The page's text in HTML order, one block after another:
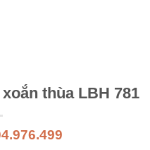
thùa LBH 781